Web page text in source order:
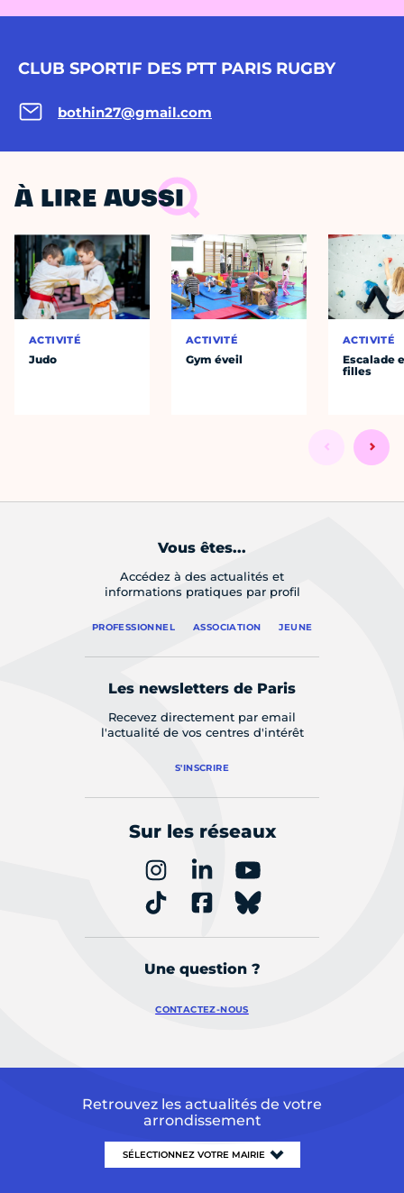
CLUB SPORTIF DES PTT PARIS RUGBY
bothin27@gmail.com
À LIRE AUSSI
ACTIVITÉ
Judo
ACTIVITÉ
Gym éveil
ACTIVITÉ
Escalade
filles
Vous êtes...
Accédez à des actualités et
informations pratiques par profil
PROFESSIONNEL ASSOCIATION JEUNE
Les newsletters de Paris
Recevez directement par email
l'actualité de vos centres d'intérêt
S'INSCRIRE
Sur les réseaux
Une question ?
CONTACTEZ-NOUS
Retrouvez les actualités de votre
arrondissement